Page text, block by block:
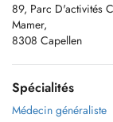
89, Parc D'activités
Mamer,
8308 Capellen
Spécialités
Médecin généraliste